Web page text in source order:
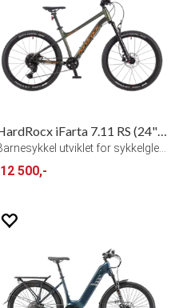
HardRocx iFarta 7.11 RS (24") Air Fork
12 500,-